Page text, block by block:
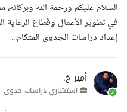
السلام عليكم ورحمة الله
في تطوير الأعمال وقطاع
إعداد دراسات الجدوى المتكام...
أمير خ.
استشاري دراسات جدوى